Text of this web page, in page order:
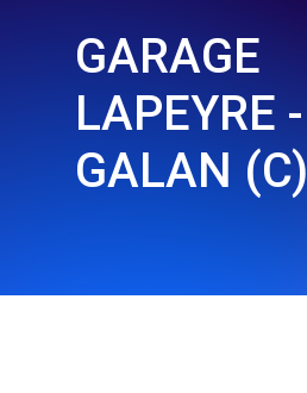
GARAGE
LAPEYRE -
GALAN (C)